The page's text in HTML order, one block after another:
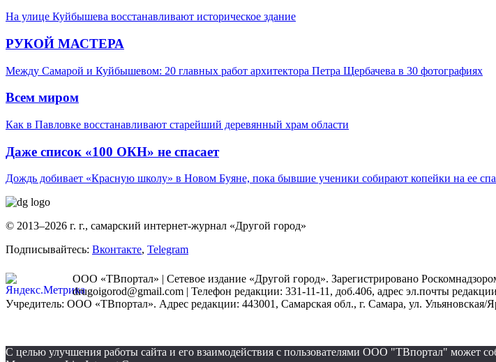
На улице Куйбышева восстанавливают историческое здание
РУКОЙ МАСТЕРА
Между Самарой и Куйбышевом: 20 главных работ архитектора Петра Щербачева в 30 фотографиях
Всем миром
Как в Павловке восстанавливают старейший деревянный храм области
Даже список «100 ОКН» не спасает
Дождь добивает «Красную школу» в Новом Буяне, пока бывшие ученики собирают копейки на ее
© 2013–2026 г. г., самарский интернет-журнал «Другой город»
Подписывайтесь: Вконтакте, Telegram
ООО «ТВпортал» | Сетевое издание «Другой город». Зарегистрировано
drugoigorod@gmail.com | Телефон редакции: 331-11-11, доб.406, адрес эл.почты
Учредитель: ООО «ТВпортал». Адрес редакции: 443001, Самарская обл., г. Самара, ул. Ульяновская/
С целью улучшения работы сайта и его взаимодействия с пользователями ООО "ТВпортал" может